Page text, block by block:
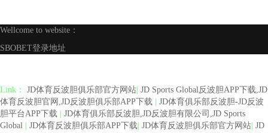
Wellcome to website：
SBOBET登录地址
Link： JD体育反波胆俱乐部官方网站 JD Sports Global反波胆APP下载,JD
体育反波胆官网,JD反波胆俱乐部APP下载
JD体育俱乐部反波胆-JD反波
胆平台APP下载
JD体育俱乐部反波胆,JD反波胆有限公司,JD Sports
Global
JD体育反波胆俱乐部APP下载 JD体育反波胆俱乐部官方网站 JD